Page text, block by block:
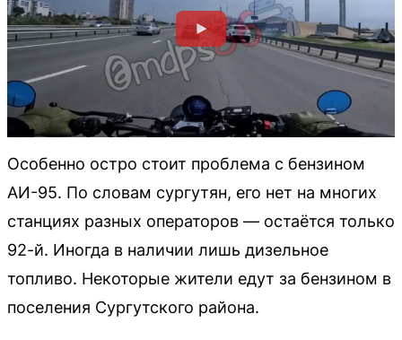
Особенно остро стоит проблема с бензином
АИ-95. По словам сургутян, его нет на многих
станциях разных операторов — остаётся только
92-й. Иногда в наличии лишь дизельное
топливо. Некоторые жители едут за бензином в
поселения Сургутского района.